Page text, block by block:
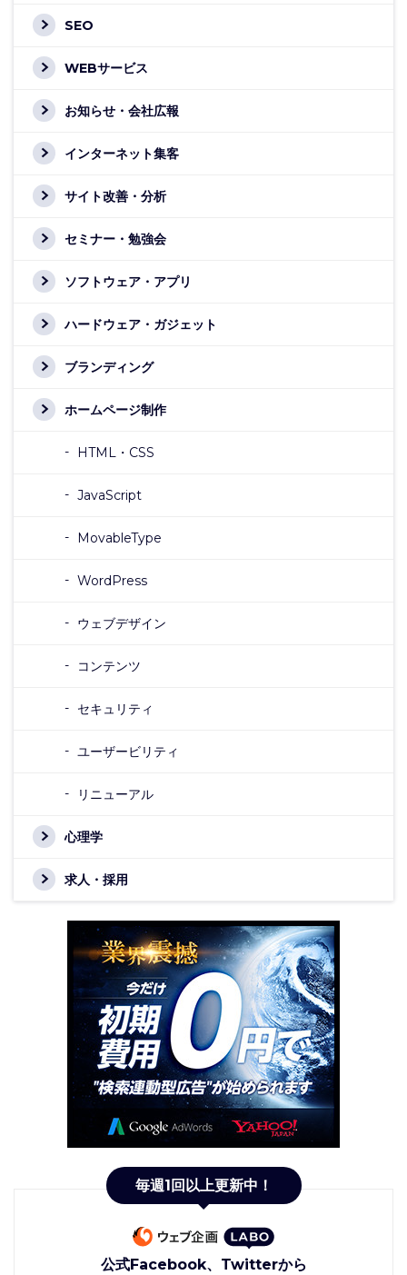
SEO
WEBサービス
お知らせ・会社広報
インターネット集客
サイト改善・分析
セミナー・勉強会
ソフトウェア・アプリ
ハードウェア・ガジェット
ブランディング
ホームページ制作
HTML・CSS
JavaScript
MovableType
WordPress
ウェブデザイン
コンテンツ
セキュリティ
ユーザービリティ
リニューアル
心理学
求人・採用
毎週1回以上更新中！
公式Facebook、Twitterから